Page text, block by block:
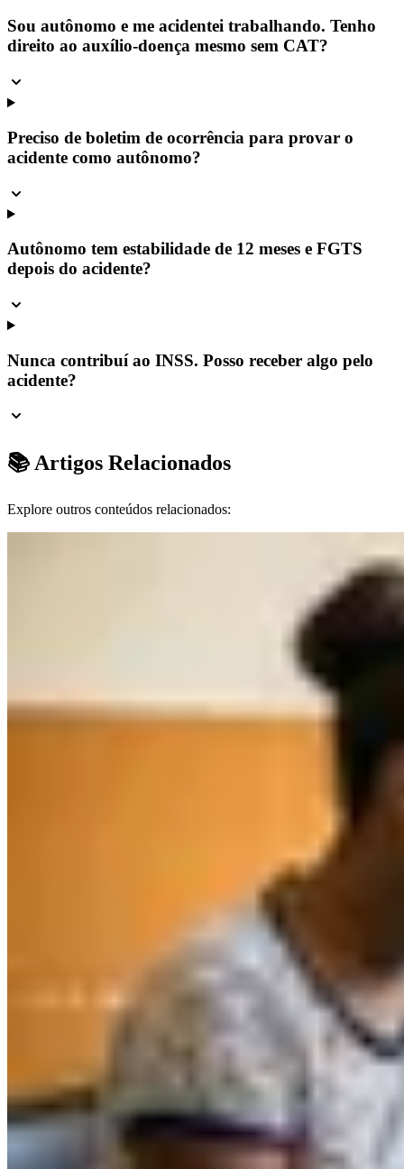
Sou autônomo e me acidentei trabalhando. Tenho
direito ao auxílio-doença mesmo sem CAT?
Preciso de boletim de ocorrência para provar o
acidente como autônomo?
Autônomo tem estabilidade de 12 meses e FGTS
depois do acidente?
Nunca contribuí ao INSS. Posso receber algo pelo
acidente?
📚 Artigos Relacionados
Explore outros conteúdos relacionados: